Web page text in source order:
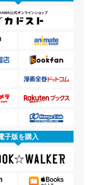
子版を購入